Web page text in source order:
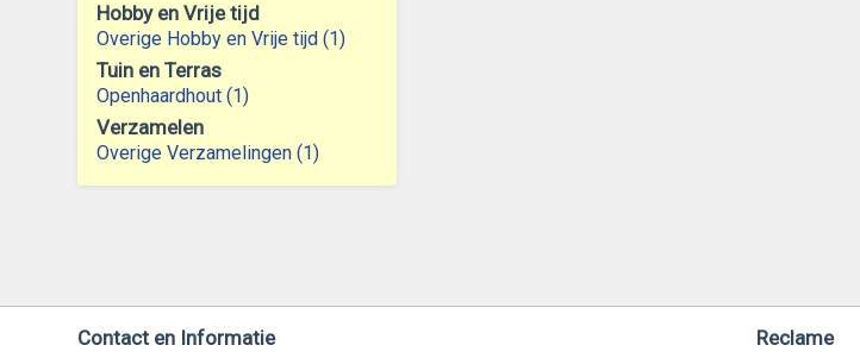
Hobby en Vrije tijd
Overige Hobby en Vrije tijd (1)
Tuin en Terras
Openhaardhout (1)
Verzamelen
Overige Verzamelingen (1)
Contact en Informatie Reclame